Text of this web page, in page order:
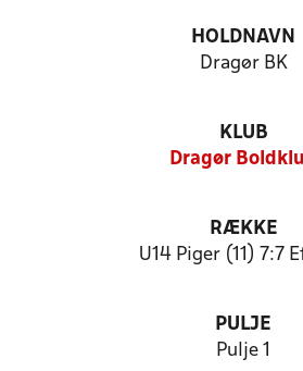
HOLDNAVN
Dragør BK
KLUB
Dragør
RÆKKE
U14 Piger (11) 7:7
PULJE
Pulje 1